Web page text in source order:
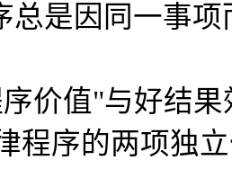
总是因同一事
值"与好结果
序的两项独立